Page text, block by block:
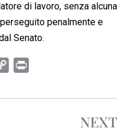
di lavoro, senza alcuna
penalmente e
Senato.
p
i
NEXT